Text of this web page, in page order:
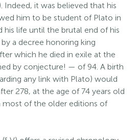
Indeed, it was believed that his
him to be student of Plato in
his life until the brutal end of his
a decree honoring king
which he died in exile at the
by conjecture! — of 94. A birth
any link with Plato) would
278, at the age of 74 years old
of the older editions of